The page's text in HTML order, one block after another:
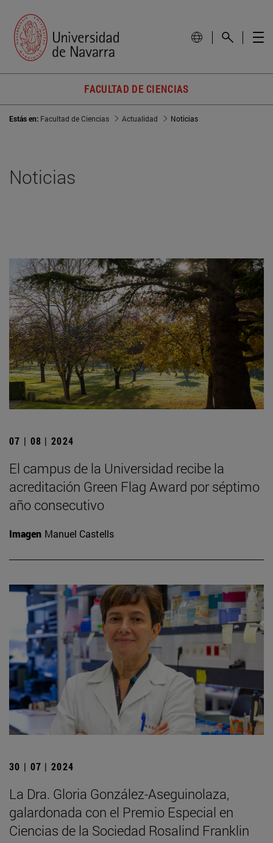
FACULTAD DE CIENCIAS
Estás en: Facultad de Ciencias Actualidad Noticias
Noticias
07 | 08 | 2024
El campus de la Universidad recibe la
acreditación Green Flag Award por séptimo
año consecutivo
Imagen Manuel Castells
30 | 07 | 2024
La Dra. Gloria González-Aseguinolaza,
galardonada con el Premio Especial en
Ciencias de la Sociedad Rosalind Franklin